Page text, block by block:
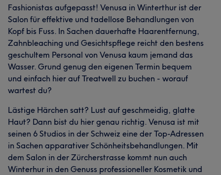
Fashionistas aufgepasst! Venusa in Winterthur ist der
Salon für effektive und tadellose Behandlungen von
Kopf bis Fuss. In Sachen dauerhafte Haarentfernung,
Zahnbleaching und Gesichtspflege reicht den bestens
geschultem Personal von Venusa kaum jemand das
Wasser. Grund genug den eigenen Termin bequem
und einfach hier auf Treatwell zu buchen - worauf
wartest du?
Lästige Härchen satt? Lust auf geschmeidig, glatte
Haut? Dann bist du hier genau richtig. Venusa ist mit
seinen 6 Studios in der Schweiz eine der Top-Adressen
in Sachen apparativer Schönheitsbehandlungen. Mit
dem Salon in der Zürcherstrasse kommt nun auch
Winterhur in den Genuss professioneller Kosmetik und